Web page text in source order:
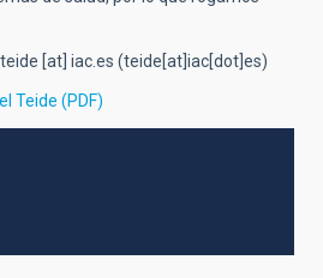
teide [at] iac.es (teide[at]iac[dot]es)
Teide (PDF)